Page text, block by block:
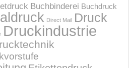
Buchbinderei Buchdruck
Direct Mail Druck
Druckindustrie